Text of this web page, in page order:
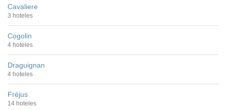
Cavaliere
3 hoteles
Cogolin
4 hoteles
Draguignan
4 hoteles
Fréjus
14 hoteles